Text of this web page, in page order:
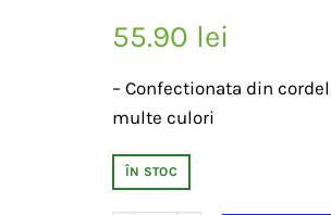
55.90 lei
– Confectionata din
multe culori
ÎN STOC